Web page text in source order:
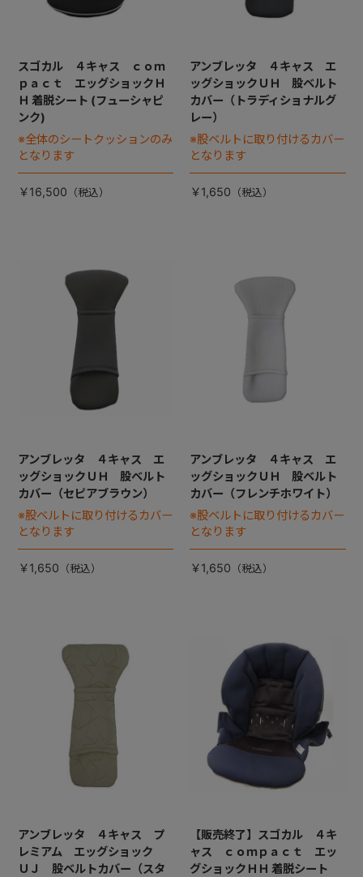
スゴカル ４キャス ｃｏｍ
ｐａｃｔ エッグショックＨ
Ｈ 着脱シート (フューシャピ
ンク)
※全体のシートクッションのみ
となります
￥16,500
アンブレッタ ４キャス エ
ッグショックＵＨ 股ベルト
カバー（トラディショナルグ
レー）
※股ベルトに取り付けるカバー
となります
￥1,650
アンブレッタ ４キャス エ
ッグショックＵＨ 股ベルト
カバー（セピアブラウン）
※股ベルトに取り付けるカバー
となります
￥1,650
アンブレッタ ４キャス エ
ッグショックＵＨ 股ベルト
カバー（フレンチホワイト）
※股ベルトに取り付けるカバー
となります
￥1,650
アンブレッタ ４キャス プ
レミアム エッグショック
ＵＪ 股ベルトカバー（スタ
【販売終了】スゴカル ４キ
ャス ｃｏｍｐａｃｔ エッ
グショックＨＨ 着脱シート